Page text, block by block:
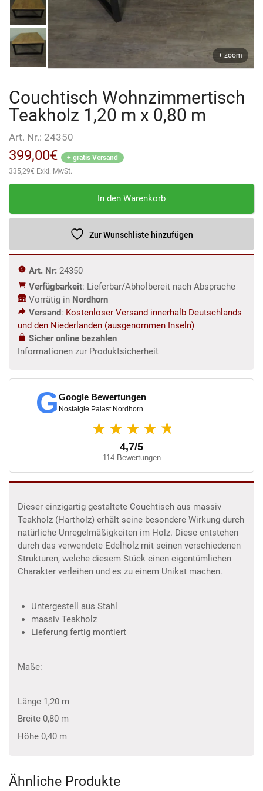
+ zoom
Couchtisch Wohnzimmertisch
Teakholz 1,20 m x 0,80 m
Art. Nr.: 24350
399,00€
+ gratis Versand
335,29€ Exkl. MwSt.
Couchtisch
Teakholz
m
Menge
In den Warenkorb
Zur Wunschliste hinzufügen
Art. Nr: 24350
Verfügbarkeit: Lieferbar/Abholbereit nach Absprache
Vorrätig in Nordhorn
Versand: Kostenloser Versand innerhalb Deutschlands
und den Niederlanden (ausgenommen Inseln)
Sicher online bezahlen
Informationen zur Produktsicherheit
GGoogle Bewertungen
Nostalgie Palast Nordhorn
★★★★ ★
4,7/5
114 Bewertungen
Dieser einzigartig gestaltete Couchtisch aus massiv
Teakholz (Hartholz) erhält seine besondere Wirkung durch
natürliche Unregelmäßigkeiten im Holz. Diese entstehen
durch das verwendete Edelholz mit seinen verschiedenen
Strukturen, welche diesem Stück einen eigentümlichen
Charakter verleihen und es zu einem Unikat machen.
Untergestell aus Stahl
massiv Teakholz
Lieferung fertig montiert
Maße:
Länge 1,20 m
Breite 0,80 m
Höhe 0,40 m
Ähnliche Produkte